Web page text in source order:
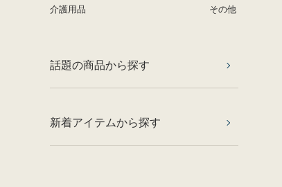
介護用品
その他
話題の商品から探す
新着アイテムから探す